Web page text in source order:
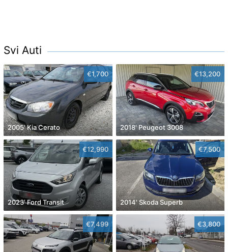
Svi Auti
€1,700
2005' Kia Cerato
€13,200
2018' Peugeot 3008
€12,990
2023' Ford Transit
€7,500
2014' Skoda Superb
€7,499 €3,800